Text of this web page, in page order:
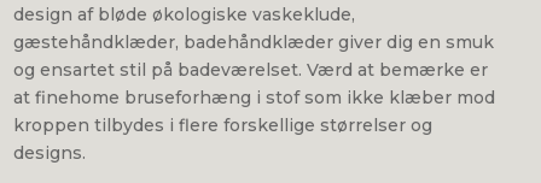
design af bløde økologiske vaskeklude,
gæstehåndklæder, badehåndklæder giver dig en smuk
og ensartet stil på badeværelset. Værd at bemærke er
at finehome bruseforhæng i stof som ikke klæber mod
kroppen tilbydes i flere forskellige størrelser og
designs.